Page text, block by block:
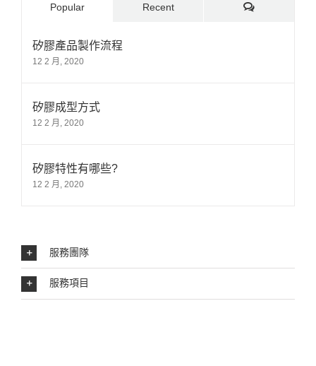
Popular Recent Comments
矽膠產品製作流程
12 2 月, 2020
矽膠成型方式
12 2 月, 2020
矽膠特性有哪些?
12 2 月, 2020
服務團隊
服務項目